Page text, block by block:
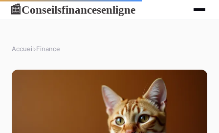
📰Conseilsfinancesenligne
Accueil›Finance